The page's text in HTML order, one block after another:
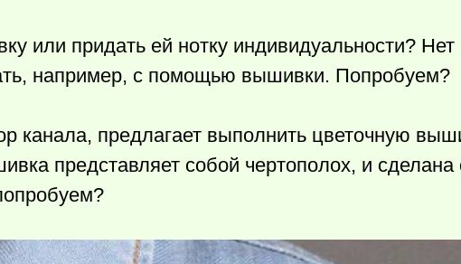
или придать ей нотку индивидуальности?
например, с помощью вышивки. Попробуем?
канала, предлагает выполнить цветочную
представляет собой чертополох, и